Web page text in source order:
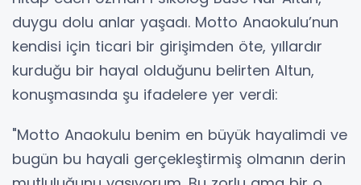
duygu dolu anlar yaşadı. Motto Anaokulu’nun
kendisi için ticari bir girişimden öte, yıllardır
kurduğu bir hayal olduğunu belirten Altun,
konuşmasında şu ifadelere yer verdi:
"Motto Anaokulu benim en büyük hayalimdi ve
bugün bu hayali gerçekleştirmiş olmanın derin